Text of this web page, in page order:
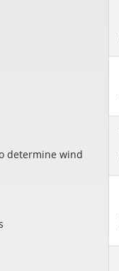
determine wind